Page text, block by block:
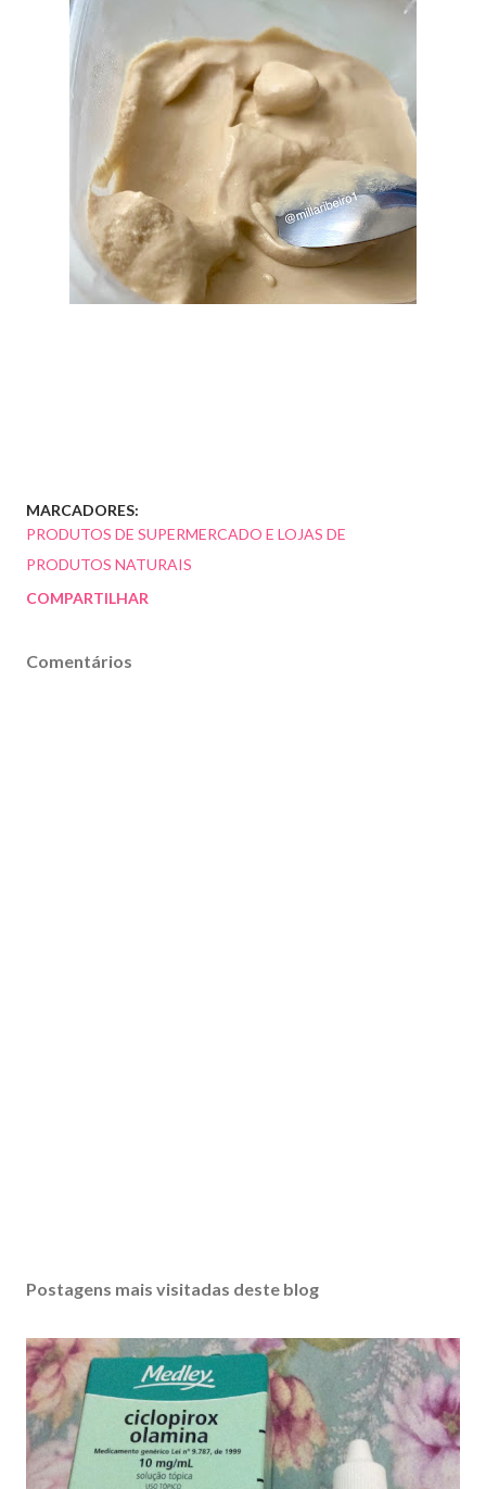
MARCADORES:
PRODUTOS DE SUPERMERCADO E LOJAS DE
PRODUTOS NATURAIS
COMPARTILHAR
Comentários
Postagens mais visitadas deste blog